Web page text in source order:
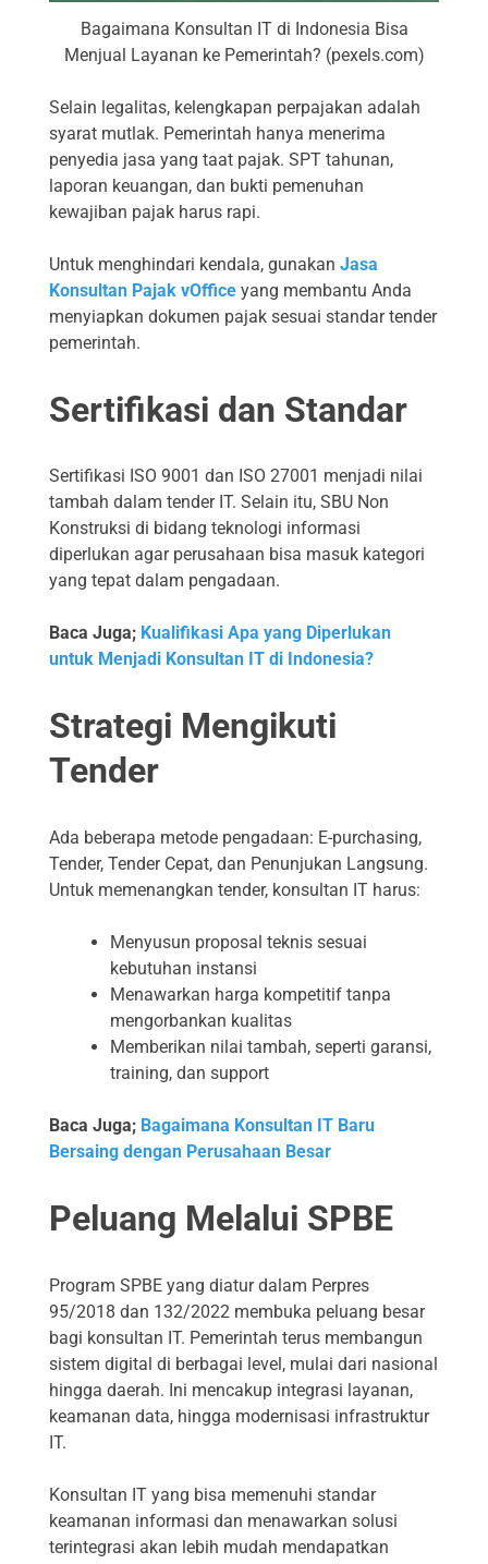
Bagaimana Konsultan IT di Indonesia Bisa
Menjual Layanan ke Pemerintah? (pexels.com)
Selain legalitas, kelengkapan perpajakan adalah
syarat mutlak. Pemerintah hanya menerima
penyedia jasa yang taat pajak. SPT tahunan,
laporan keuangan, dan bukti pemenuhan
kewajiban pajak harus rapi.
Untuk menghindari kendala, gunakan Jasa
Konsultan Pajak vOffice yang membantu Anda
menyiapkan dokumen pajak sesuai standar tender
pemerintah.
Sertifikasi dan Standar
Sertifikasi ISO 9001 dan ISO 27001 menjadi nilai
tambah dalam tender IT. Selain itu, SBU Non
Konstruksi di bidang teknologi informasi
diperlukan agar perusahaan bisa masuk kategori
yang tepat dalam pengadaan.
Baca Juga; Kualifikasi Apa yang Diperlukan
untuk Menjadi Konsultan IT di Indonesia?
Strategi Mengikuti
Tender
Ada beberapa metode pengadaan: E-purchasing,
Tender, Tender Cepat, dan Penunjukan Langsung.
Untuk memenangkan tender, konsultan IT harus:
Menyusun proposal teknis sesuai
kebutuhan instansi
Menawarkan harga kompetitif tanpa
mengorbankan kualitas
Memberikan nilai tambah, seperti garansi,
training, dan support
Baca Juga; Bagaimana Konsultan IT Baru
Bersaing dengan Perusahaan Besar
Peluang Melalui SPBE
Program SPBE yang diatur dalam Perpres
95/2018 dan 132/2022 membuka peluang besar
bagi konsultan IT. Pemerintah terus membangun
sistem digital di berbagai level, mulai dari nasional
hingga daerah. Ini mencakup integrasi layanan,
keamanan data, hingga modernisasi infrastruktur
IT.
Konsultan IT yang bisa memenuhi standar
keamanan informasi dan menawarkan solusi
terintegrasi akan lebih mudah mendapatkan